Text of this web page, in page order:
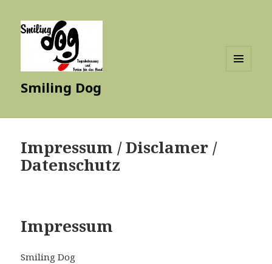
Smiling Dog
Impressum / Disclamer /
Datenschutz
Impressum
Smiling Dog